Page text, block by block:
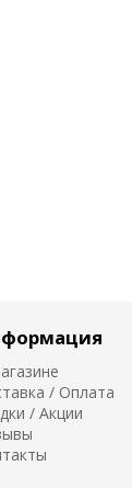
/ Оплата
/ Акции